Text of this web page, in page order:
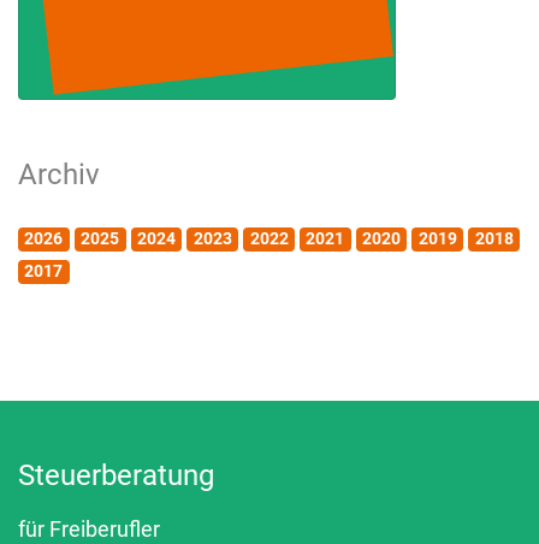
Archiv
2026 2025 2024 2023 2022 2021 2020 2019
2018
2017
Steuerberatung
für Freiberufler